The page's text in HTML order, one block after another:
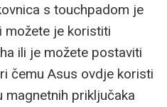
s touchpadom je
možete je koristiti
ili je možete postaviti
čemu Asus ovdje koristi
priključaka